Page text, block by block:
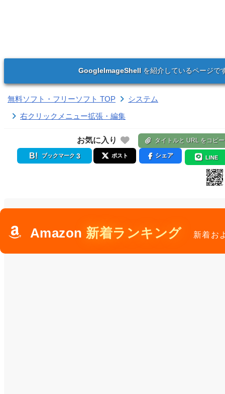
GoogleImageShellを紹介しているページで
無料ソフト・フリーソフト TOP
システム
右クリックメニュー拡張・編集
お気に入り タイトルと URL をコピー
ブックマーク 3 ポスト シェア LINE
Amazon 新着ランキング 新着お